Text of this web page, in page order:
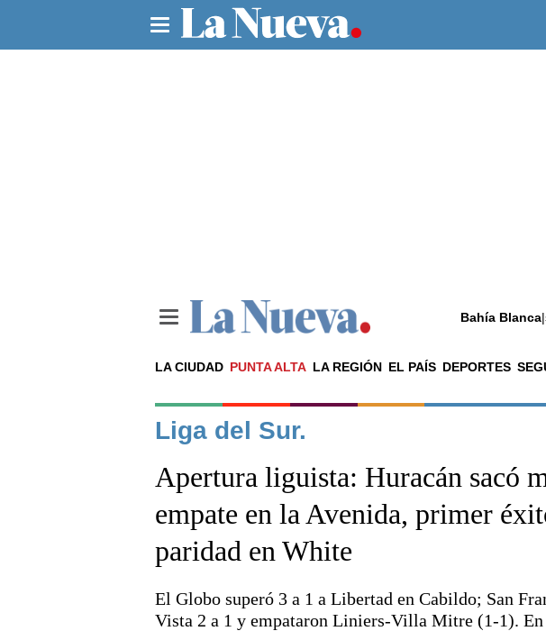
Bahía Blanca|
LA CIUDAD PUNTA ALTA LA REGIÓN EL PAÍS DEPORTES
Noticias
La ciudad
El país
Seguridad
Liga del Sur
Básquetbol
Liga del Sur.
Apertura liguista: Huracán sacó
empate en la Avenida, primer
paridad en White
El Globo superó 3 a 1 a Libertad en Cabildo; San
Vista 2 a 1 y empataron Liniers-Villa Mitre (1-1).